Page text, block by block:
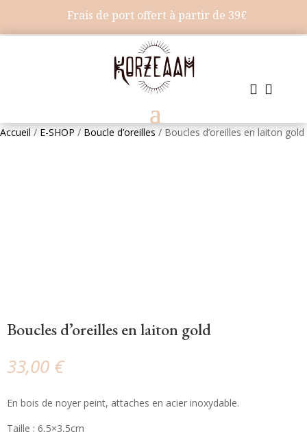
Frais de port offert à partir de 39€
 
Accueil / E-SHOP / Boucle d’oreilles / Boucles d’oreilles en laiton gold
Boucles d’oreilles en laiton gold
33,00 €
En bois de noyer peint, attaches en acier inoxydable.
Taille : 6,5×3,5cm